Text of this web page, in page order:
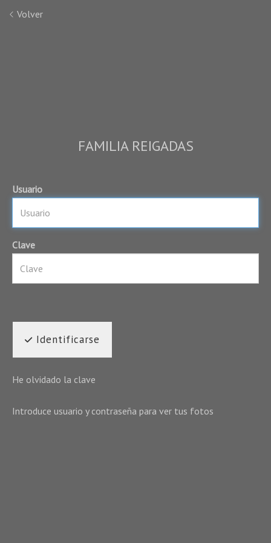
Volver
FAMILIA REIGADAS
Usuario
Clave
Identificarse
He olvidado la clave
Introduce usuario y contraseña para ver tus fotos